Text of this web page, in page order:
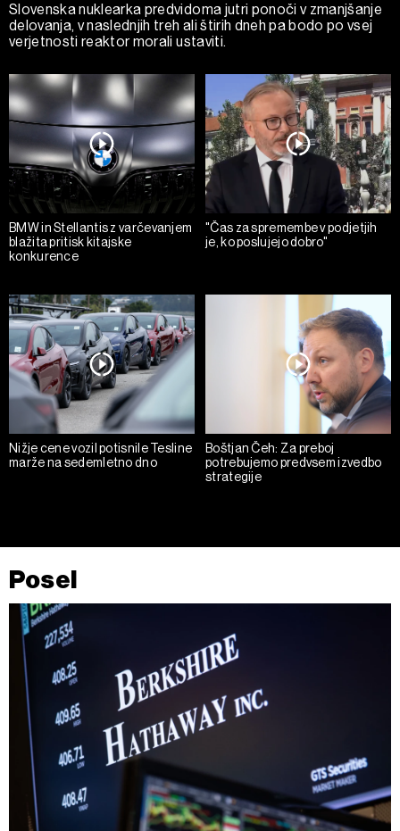
Slovenska nuklearka predvidoma jutri ponoči v zmanjšanje
delovanja, v naslednjih treh ali štirih dneh pa bodo po vsej
verjetnosti reaktor morali ustaviti.
BMW in Stellantis z varčevanjem
blažita pritisk kitajske
konkurence
"Čas za spremembe v podjetjih
je, ko poslujejo dobro"
Nižje cene vozil potisnile Tesline
marže na sedemletno dno
Boštjan Čeh: Za preboj
potrebujemo predvsem izvedbo
strategije
Posel